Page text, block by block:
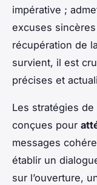
impérative ;
excuses
récupération de
survient, il est
précises et
Les stratégies
conçues pour
messages
établir un
sur l’ouverture,